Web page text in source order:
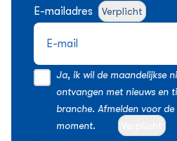
E-mailadres
Verplicht
Ja, ik wil de maandelijkse
ontvangen met nieuws en
branche. Afmelden voor
moment.